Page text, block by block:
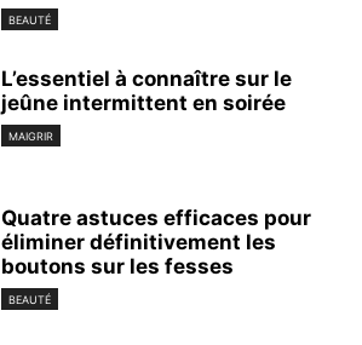
BEAUTÉ
L’essentiel à connaître sur le
jeûne intermittent en soirée
MAIGRIR
Quatre astuces efficaces pour
éliminer définitivement les
boutons sur les fesses
BEAUTÉ